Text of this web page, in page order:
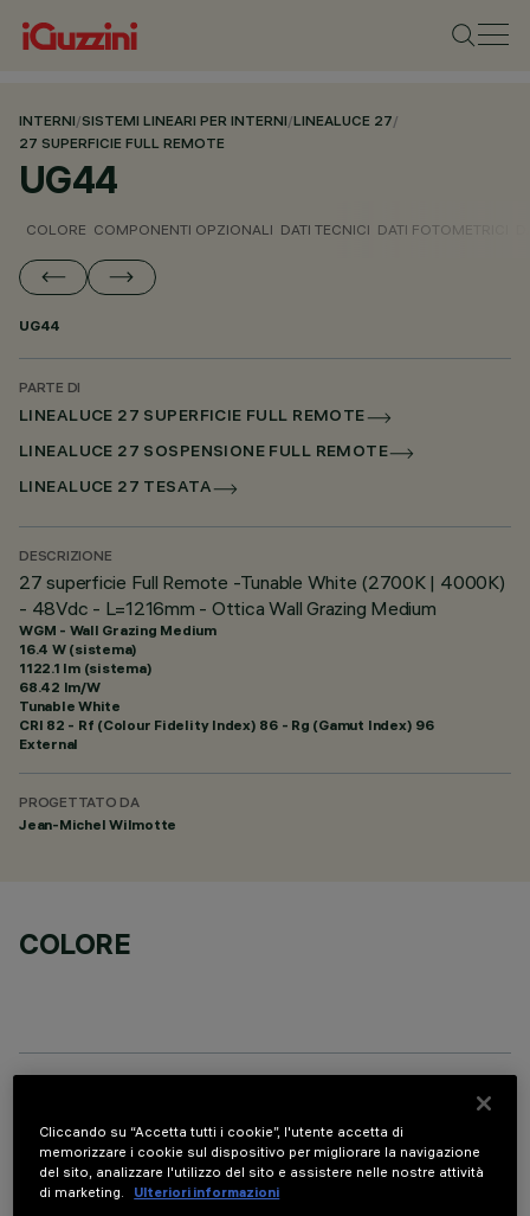
INTERNI/SISTEMI LINEARI PER INTERNI/LINEALUCE 27/
27 SUPERFICIE FULL REMOTE
UG44
COLORE COMPONENTI OPZIONALI DATI TECNICI DATI FOTOMETRICI
UG44
PARTE DI
LINEALUCE 27 SUPERFICIE FULL REMOTE
LINEALUCE 27 SOSPENSIONE FULL REMOTE
LINEALUCE 27 TESATA
DESCRIZIONE
27 superficie Full Remote -Tunable White (2700K | 4000K)
- 48Vdc - L=1216mm - Ottica Wall Grazing Medium
WGM - Wall Grazing Medium
16.4 W (sistema)
1122.1 lm (sistema)
68.42 lm/W
Tunable White
CRI 82 - Rf (Colour Fidelity Index) 86 - Rg (Gamut Index) 96
External
PROGETTATO DA
Jean-Michel Wilmotte
COLORE
Cliccando su “Accetta tutti i cookie”, l'utente accetta di
memorizzare i cookie sul dispositivo per migliorare la navigazione
del sito, analizzare l'utilizzo del sito e assistere nelle nostre attività
di marketing.
Ulteriori informazioni